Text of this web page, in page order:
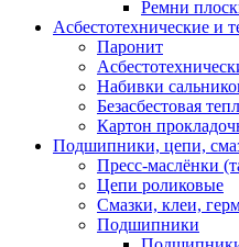
Ремни
Асбестотехнические и
Паронит
Набивки
Безасбестовая
Картон
Подшипники, цепи,
Пресс-маслёнки
Цепи роликовые
Смазки, клеи,
Подшипники